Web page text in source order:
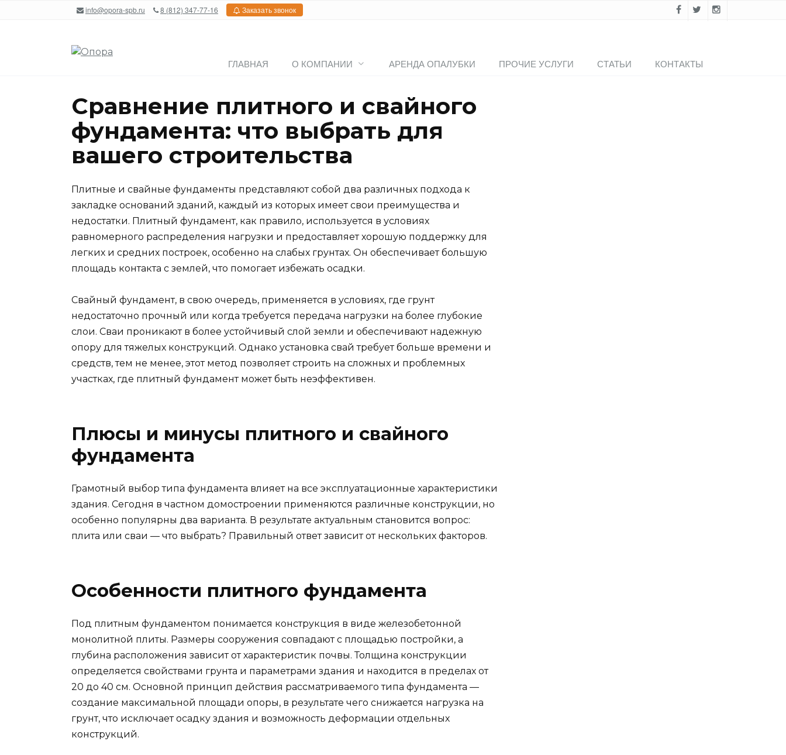
info@opora-spb.ru 8 (812) 347-77-16 Заказать звонок
ГЛАВНАЯ О КОМПАНИИ АРЕНДА ОПАЛУБКИ ПРОЧИЕ УСЛУГИ СТАТЬИ КОНТАКТЫ
Сравнение плитного и свайного
фундамента: что выбрать для
вашего строительства
Плитные и свайные фундаменты представляют собой два различных подхода к
закладке оснований зданий, каждый из которых имеет свои преимущества и
недостатки. Плитный фундамент, как правило, используется в условиях
равномерного распределения нагрузки и предоставляет хорошую поддержку для
легких и средних построек, особенно на слабых грунтах. Он обеспечивает большую
площадь контакта с землей, что помогает избежать осадки.
Свайный фундамент, в свою очередь, применяется в условиях, где грунт
недостаточно прочный или когда требуется передача нагрузки на более глубокие
слои. Сваи проникают в более устойчивый слой земли и обеспечивают надежную
опору для тяжелых конструкций. Однако установка свай требует больше времени и
средств, тем не менее, этот метод позволяет строить на сложных и проблемных
участках, где плитный фундамент может быть неэффективен.
Плюсы и минусы плитного и свайного
фундамента
Грамотный выбор типа фундамента влияет на все эксплуатационные характеристики
здания. Сегодня в частном домостроении применяются различные конструкции, но
особенно популярны два варианта. В результате актуальным становится вопрос:
плита или сваи — что выбрать? Правильный ответ зависит от нескольких факторов.
Особенности плитного фундамента
Под плитным фундаментом понимается конструкция в виде железобетонной
монолитной плиты. Размеры сооружения совпадают с площадью постройки, а
глубина расположения зависит от характеристик почвы. Толщина конструкции
определяется свойствами грунта и параметрами здания и находится в пределах от
20 до 40 см. Основной принцип действия рассматриваемого типа фундамента —
создание максимальной площади опоры, в результате чего снижается нагрузка на
грунт, что исключает осадку здания и возможность деформации отдельных
конструкций.